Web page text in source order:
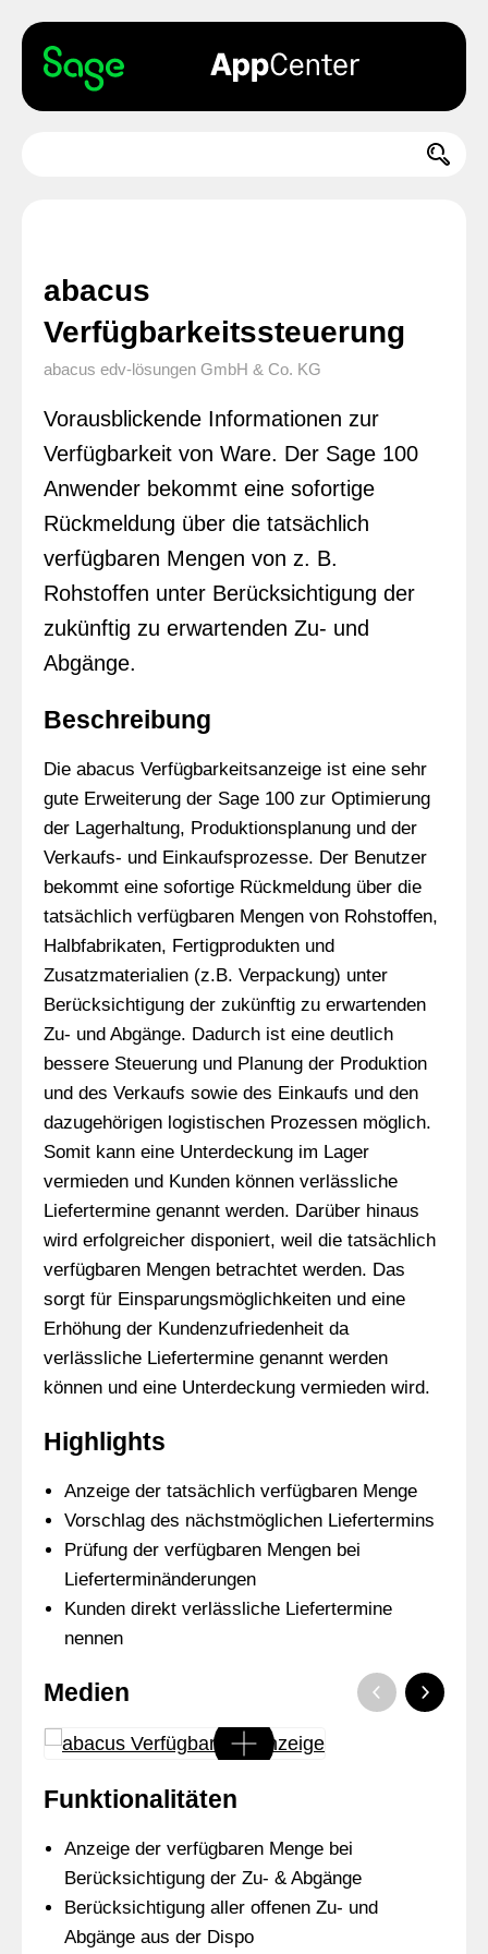
abacus
Verfügbarkeitssteuerung
abacus edv-lösungen GmbH & Co. KG
Vorausblickende Informationen zur
Verfügbarkeit von Ware. Der Sage 100
Anwender bekommt eine sofortige
Rückmeldung über die tatsächlich
verfügbaren Mengen von z. B.
Rohstoffen unter Berücksichtigung der
zukünftig zu erwartenden Zu- und
Abgänge.
Beschreibung
Die abacus Verfügbarkeitsanzeige ist eine sehr
gute Erweiterung der Sage 100 zur Optimierung
der Lagerhaltung, Produktionsplanung und der
Verkaufs- und Einkaufsprozesse. Der Benutzer
bekommt eine sofortige Rückmeldung über die
tatsächlich verfügbaren Mengen von Rohstoffen,
Halbfabrikaten, Fertigprodukten und
Zusatzmaterialien (z.B. Verpackung) unter
Berücksichtigung der zukünftig zu erwartenden
Zu- und Abgänge. Dadurch ist eine deutlich
bessere Steuerung und Planung der Produktion
und des Verkaufs sowie des Einkaufs und den
dazugehörigen logistischen Prozessen möglich.
Somit kann eine Unterdeckung im Lager
vermieden und Kunden können verlässliche
Liefertermine genannt werden. Darüber hinaus
wird erfolgreicher disponiert, weil die tatsächlich
verfügbaren Mengen betrachtet werden. Das
sorgt für Einsparungsmöglichkeiten und eine
Erhöhung der Kundenzufriedenheit da
verlässliche Liefertermine genannt werden
können und eine Unterdeckung vermieden wird.
Highlights
Anzeige der tatsächlich verfügbaren Menge
Vorschlag des nächstmöglichen Liefertermins
Prüfung der verfügbaren Mengen bei
Lieferterminänderungen
Kunden direkt verlässliche Liefertermine
nennen
Medien
Funktionalitäten
Anzeige der verfügbaren Menge bei
Berücksichtigung der Zu- & Abgänge
Berücksichtigung aller offenen Zu- und
Abgänge aus der Dispo